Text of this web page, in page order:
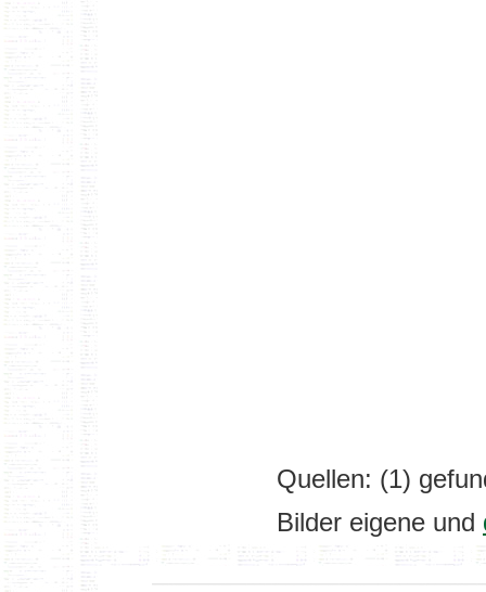
Quellen: (1)
Bilder eigene und